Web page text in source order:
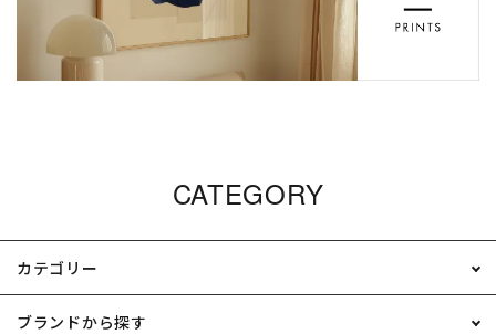
CATEGORY
カテゴリー
ブランドから探す